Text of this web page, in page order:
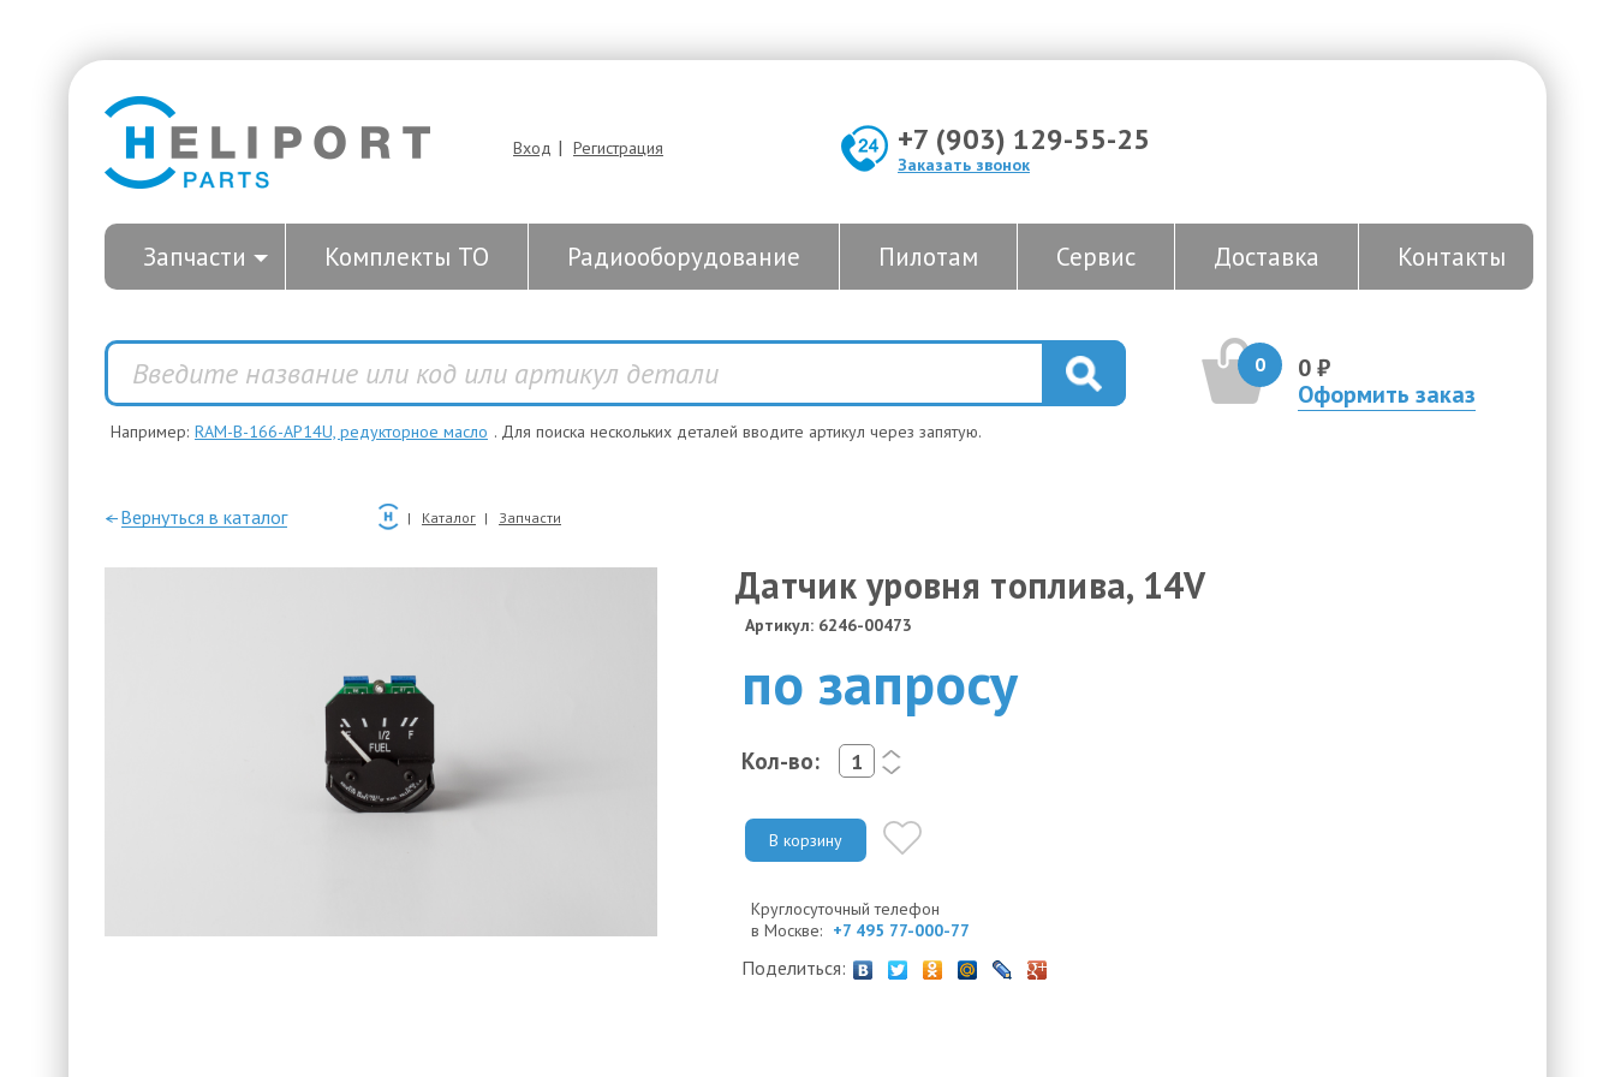
Вход | Регистрация +7 (903) 129-55-25
Заказать звонок
Запчасти Комплекты ТО Радиооборудование Пилотам Сервис Доставка Контакты
0
0 ₽
Оформить заказ
Например: RAM-B-166-AP14U, редукторное масло . Для поиска нескольких деталей вводите артикул через запятую.
—Вернуться в каталог Каталог Запчасти
Датчик уровня топлива, 14V
Артикул: 6246-00473
по запросу
Кол-во:
<
>
В корзину
Круглосуточный телефон
в Москве: +7 495 77-000-77
Поделиться: